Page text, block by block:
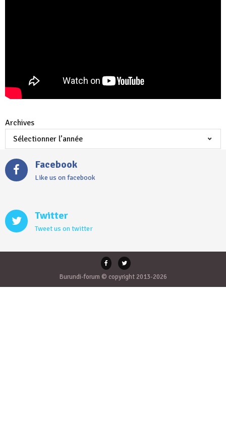
Archives
Facebook
Like us on facebook
Twitter
Tweet us on twitter
Burundi-forum © copyright 2013-2026